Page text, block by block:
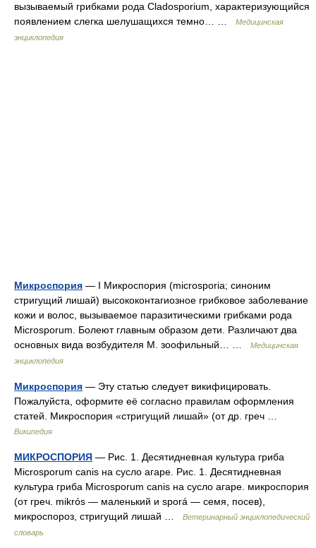
вызываемый грибками рода Cladosporium, характеризующийся
появлением слегка шелушащихся темно… …
Медицинская
энциклопедия
Микроспория — I Микроспория (microsporia; синоним
стригущий лишай) высококонтагиозное грибковое заболевание
кожи и волос, вызываемое паразитическими грибками рода
Microsporum. Болеют главным образом дети. Различают два
основных вида возбудителя М. зоофильный… …
Медицинская
энциклопедия
Микроспория — Эту статью следует викифицировать.
Пожалуйста, оформите её согласно правилам оформления
статей. Микроспория «стригущий лишай» (от др. греч …
Википедия
МИКРОСПОРИЯ — Рис. 1. Десятидневная культура гриба
Microsporum canis на сусло агаре. Рис. 1. Десятидневная
культура гриба Microsporum canis на сусло агаре. микроспория
(от греч. mikrós — маленький и sporá — семя, посев),
микроспороз, стригущий лишай …
Ветеринарный энциклопедический
словарь